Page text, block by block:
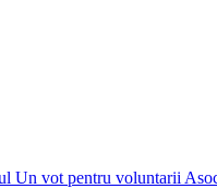
Un vot pentru voluntarii